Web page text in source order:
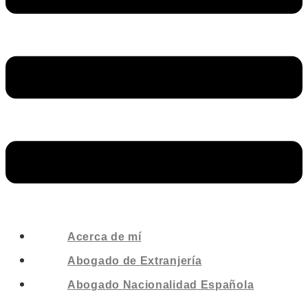
Acerca de mí
Abogado de Extranjería
Abogado Nacionalidad Española